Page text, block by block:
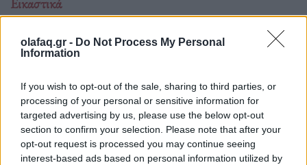
olafaq.gr - Do Not Process My Personal
Information
If you wish to opt-out of the sale, sharing to third parties, or
processing of your personal or sensitive information for
targeted advertising by us, please use the below opt-out
section to confirm your selection. Please note that after your
opt-out request is processed you may continue seeing
interest-based ads based on personal information utilized by
Παπά σε διεθνή τροχιά
Με έργο που στηρίζεται στην αντίθεση και τη συνδημιουργία,
οι Στέλλα και Μαρία Παπά διακρίνονται διεθνώς και
ετοιμάζουν μια πυκνή χρονιά συμμετοχών σε Biennale, Art
Fair και μεγάλους θεσμούς.